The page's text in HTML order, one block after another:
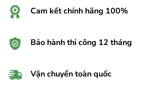
Cam kết chính hãng 100%
Bảo hành thi công 12 tháng
Vận chuyển toàn quốc